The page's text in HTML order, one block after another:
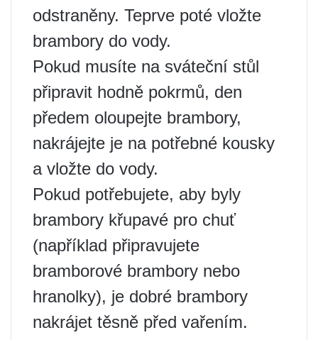
odstraněny. Teprve poté vložte
brambory do vody.
Pokud musíte na sváteční stůl
připravit hodně pokrmů, den
předem oloupejte brambory,
nakrájejte je na potřebné kousky
a vložte do vody.
Pokud potřebujete, aby byly
brambory křupavé pro chuť
(například připravujete
bramborové brambory nebo
hranolky), je dobré brambory
nakrájet těsně před vařením.